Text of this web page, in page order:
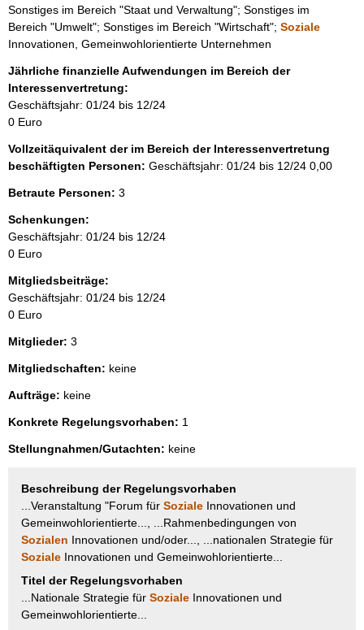
Sonstiges im Bereich "Staat und Verwaltung"; Sonstiges im
Bereich "Umwelt"; Sonstiges im Bereich "Wirtschaft"; Soziale
Innovationen, Gemeinwohlorientierte Unternehmen
Jährliche finanzielle Aufwendungen im Bereich der
Interessenvertretung:
Geschäftsjahr: 01/24 bis 12/24
0 Euro
Vollzeitäquivalent der im Bereich der Interessenvertretung
beschäftigten Personen: Geschäftsjahr: 01/24 bis 12/24 0,00
Betraute Personen: 3
Schenkungen:
Geschäftsjahr: 01/24 bis 12/24
0 Euro
Mitgliedsbeiträge:
Geschäftsjahr: 01/24 bis 12/24
0 Euro
Mitglieder: 3
Mitgliedschaften: keine
Aufträge: keine
Konkrete Regelungsvorhaben: 1
Stellungnahmen/Gutachten: keine
Beschreibung der Regelungsvorhaben
...Veranstaltung "Forum für Soziale Innovationen und
Gemeinwohlorientierte..., ...Rahmenbedingungen von
Sozialen Innovationen und/oder..., ...nationalen Strategie für
Soziale Innovationen und Gemeinwohlorientierte...
Titel der Regelungsvorhaben
...Nationale Strategie für Soziale Innovationen und
Gemeinwohlorientierte...